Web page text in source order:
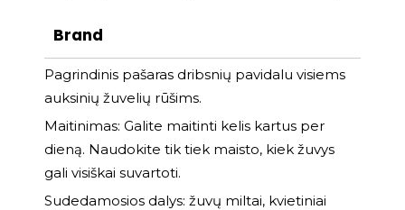
Brand
Pagrindinis pašaras dribsnių pavidalu visiems
auksinių žuvelių rūšims.
Maitinimas: Galite maitinti kelis kartus per
dieną. Naudokite tik tiek maisto, kiek žuvys
gali visiškai suvartoti.
Sudedamosios dalys: žuvų miltai, kvietiniai